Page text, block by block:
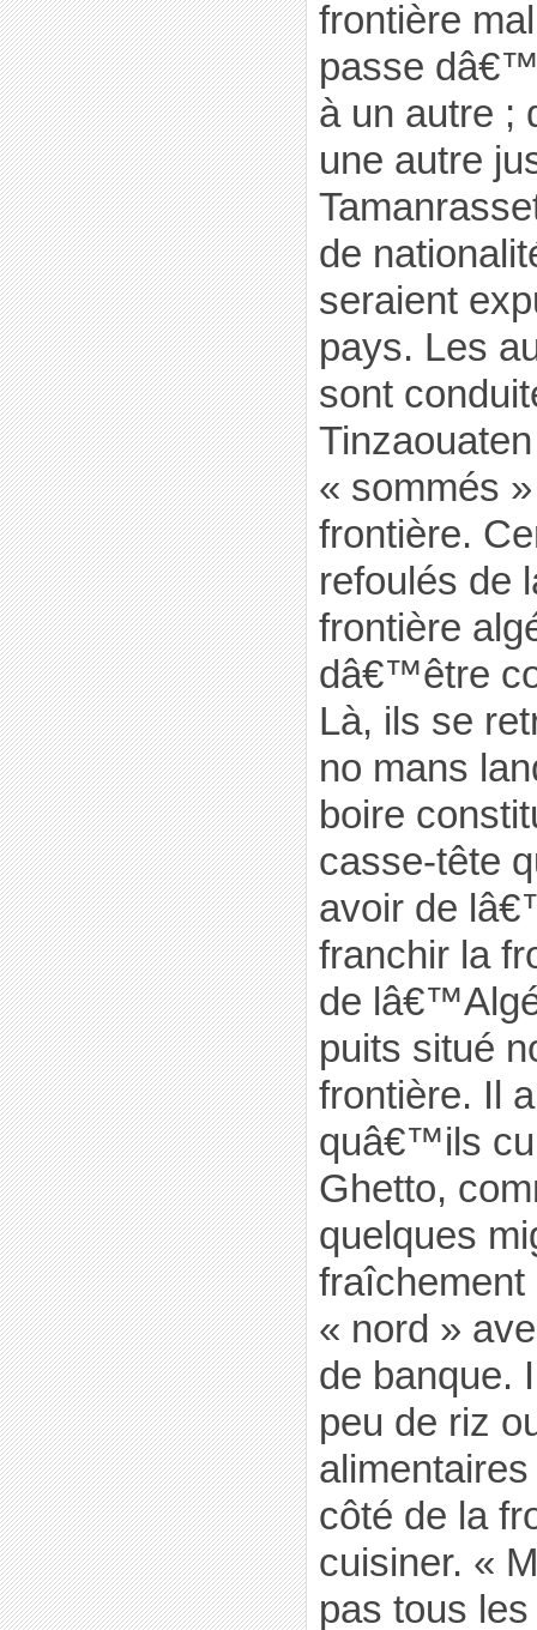
frontière
passe
à un autre ;
une autre
de
seraient
pays. Les
sont
« sommés
frontière.
refoulés de
frontière
dâ€™être
Là, ils se
no mans
boire
casse-tête
avoir de
franchir la
de
puits situé
frontière. Il
quâ€™ils
Ghetto,
quelques
fraîchement
« nord »
de banque.
peu de riz
côté de la
cuisiner. «
pas tous